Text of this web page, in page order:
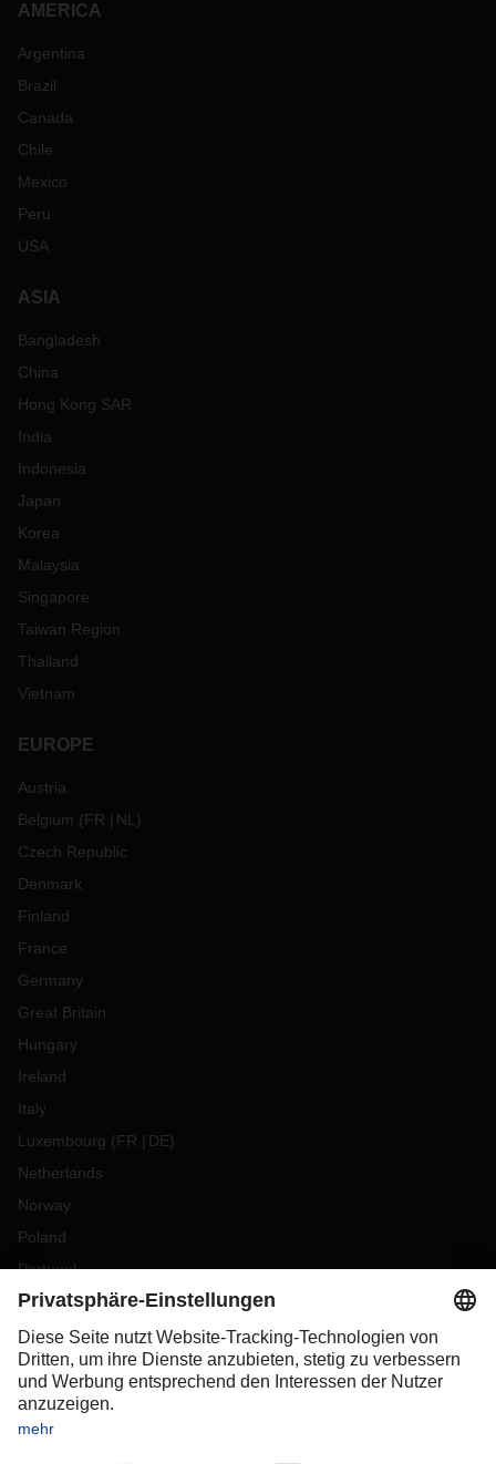
AMERICA
Argentina
Brazil
Canada
Chile
Mexico
Peru
USA
ASIA
Bangladesh
China
Hong Kong SAR
India
Indonesia
Japan
Korea
Malaysia
Singapore
Taiwan Region
Thailand
Vietnam
EUROPE
Austria
Belgium (FR NL )
Czech Republic
Denmark
Finland
France
Germany
Great Britain
Hungary
Ireland
Italy
Luxembourg (FR DE)
Netherlands
Norway
Poland
Portugal
Romania
Slovakia
Spain
Sweden
Switzerland